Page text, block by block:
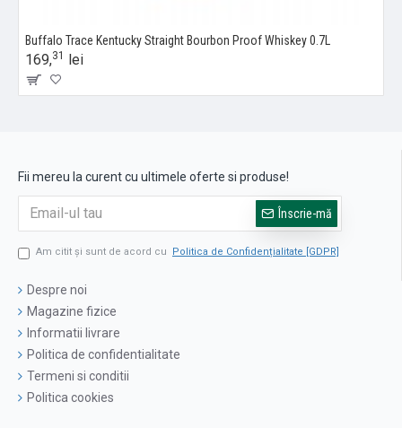
Buffalo Trace Kentucky Straight Bourbon Proof Whiskey 0.7L
169,31 lei
Fii mereu la curent cu ultimele oferte si produse!
Înscrie-mă
Am citit şi sunt de acord cu Politica de Confidențialitate [GDPR]
Despre noi
Magazine fizice
Informatii livrare
Politica de confidentialitate
Termeni si conditii
Politica cookies